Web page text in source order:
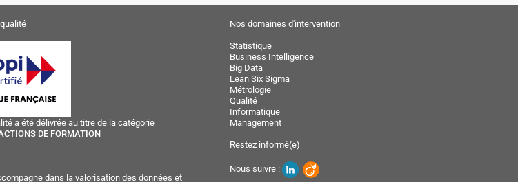
a été délivrée au titre de la catégorie
DE FORMATION
dans la valorisation des données et
Nos domaines d'intervention
Statistique
Business Intelligence
Big Data
Lean Six Sigma
Métrologie
Qualité
Informatique
Management
Restez informé(e)
Nous suivre :